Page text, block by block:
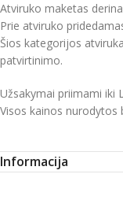
Atviruko maketas
Prie atviruko
Šios kategorijos
patvirtinimo.
Užsakymai priimami iki
Visos kainos nurodytos
Informacija